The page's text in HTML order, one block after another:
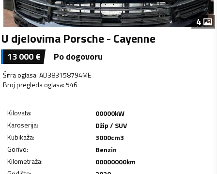
4
U djelovima Porsche - Cayenne
13 000€ Po dogovoru
Šifra oglasa:AD383158794ME
Broj pregleda oglasa:546
Kilovata: 00000kW
Karoserija:
Džip / SUV
Kubikaža: 3000cm3
Gorivo:
Benzin
Kilometraža: 00000000km